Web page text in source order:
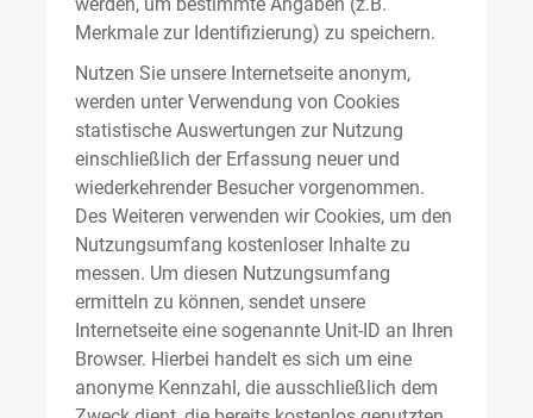
Merkmale zur Identifizierung) zu speichern.
Nutzen Sie unsere Internetseite anonym,
werden unter Verwendung von Cookies
statistische Auswertungen zur Nutzung
einschließlich der Erfassung neuer und
wiederkehrender Besucher vorgenommen.
Des Weiteren verwenden wir Cookies, um den
Nutzungsumfang kostenloser Inhalte zu
messen. Um diesen Nutzungsumfang
ermitteln zu können, sendet unsere
Internetseite eine sogenannte Unit-ID an Ihren
Browser. Hierbei handelt es sich um eine
anonyme Kennzahl, die ausschließlich dem